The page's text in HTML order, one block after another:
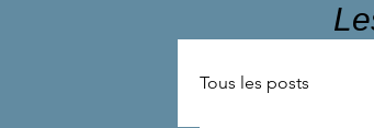
Tous les posts